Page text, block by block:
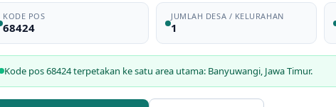
KODE POS
68424
JUMLAH DESA / KELURAHAN
1
Kode pos 68424 terpetakan ke satu area utama: Banyuwangi, Jawa Timur.